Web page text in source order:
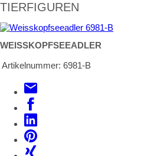
TIERFIGUREN
WEISSKOPFSEEADLER
Artikelnummer: 6981-B